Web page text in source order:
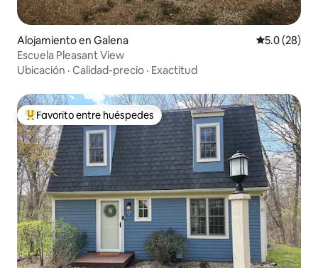
Alojamiento en Galena Calificación
5.0 (28)
Escuela Pleasant View
Ubicación · Calidad-precio · Exactitud
Favorito entre huéspedes preferido
Favorito entre huéspedes